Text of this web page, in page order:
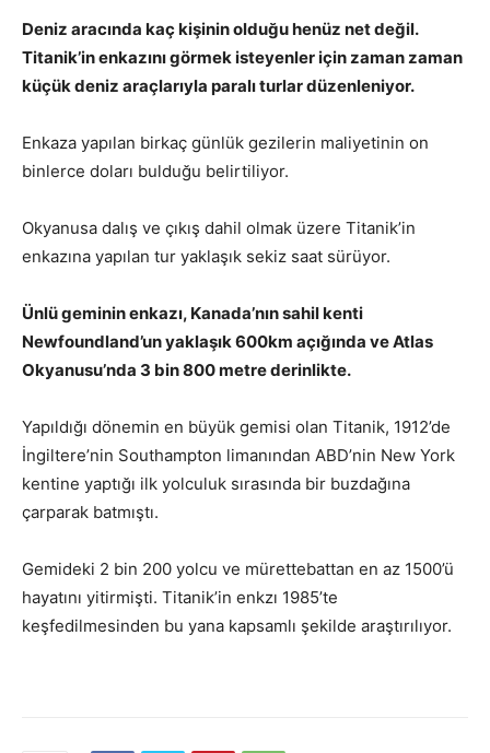
Deniz aracında kaç kişinin olduğu henüz net değil.
Titanik’in enkazını görmek isteyenler için zaman zaman
küçük deniz araçlarıyla paralı turlar düzenleniyor.
Enkaza yapılan birkaç günlük gezilerin maliyetinin on
binlerce doları bulduğu belirtiliyor.
Okyanusa dalış ve çıkış dahil olmak üzere Titanik’in
enkazına yapılan tur yaklaşık sekiz saat sürüyor.
Ünlü geminin enkazı, Kanada’nın sahil kenti
Newfoundland’un yaklaşık 600km açığında ve Atlas
Okyanusu’nda 3 bin 800 metre derinlikte.
Yapıldığı dönemin en büyük gemisi olan Titanik, 1912’de
İngiltere’nin Southampton limanından ABD’nin New York
kentine yaptığı ilk yolculuk sırasında bir buzdağına
çarparak batmıştı.
Gemideki 2 bin 200 yolcu ve mürettebattan en az 1500’ü
hayatını yitirmişti. Titanik’in enkzı 1985’te
keşfedilmesinden bu yana kapsamlı şekilde araştırılıyor.